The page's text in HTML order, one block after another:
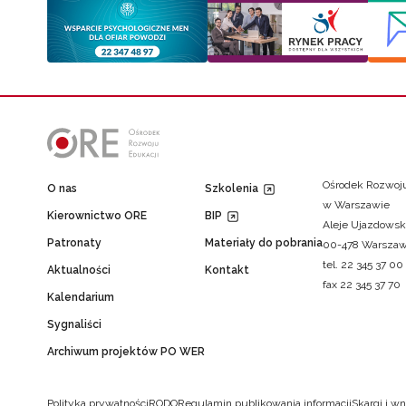
O nas
Kierownictwo ORE
Patronaty
Aktualności
Kalendarium
Sygnaliści
Archiwum projektów PO WER
Szkolenia
BIP
Materiały do pobrania
Kontakt
Ośrodek
w Warszawie
Aleje
00-478
tel. 22 345 37 00
fax 22 345 37 70
Polityka prywatnościRODORegulamin publikowania informacjiSkargi i